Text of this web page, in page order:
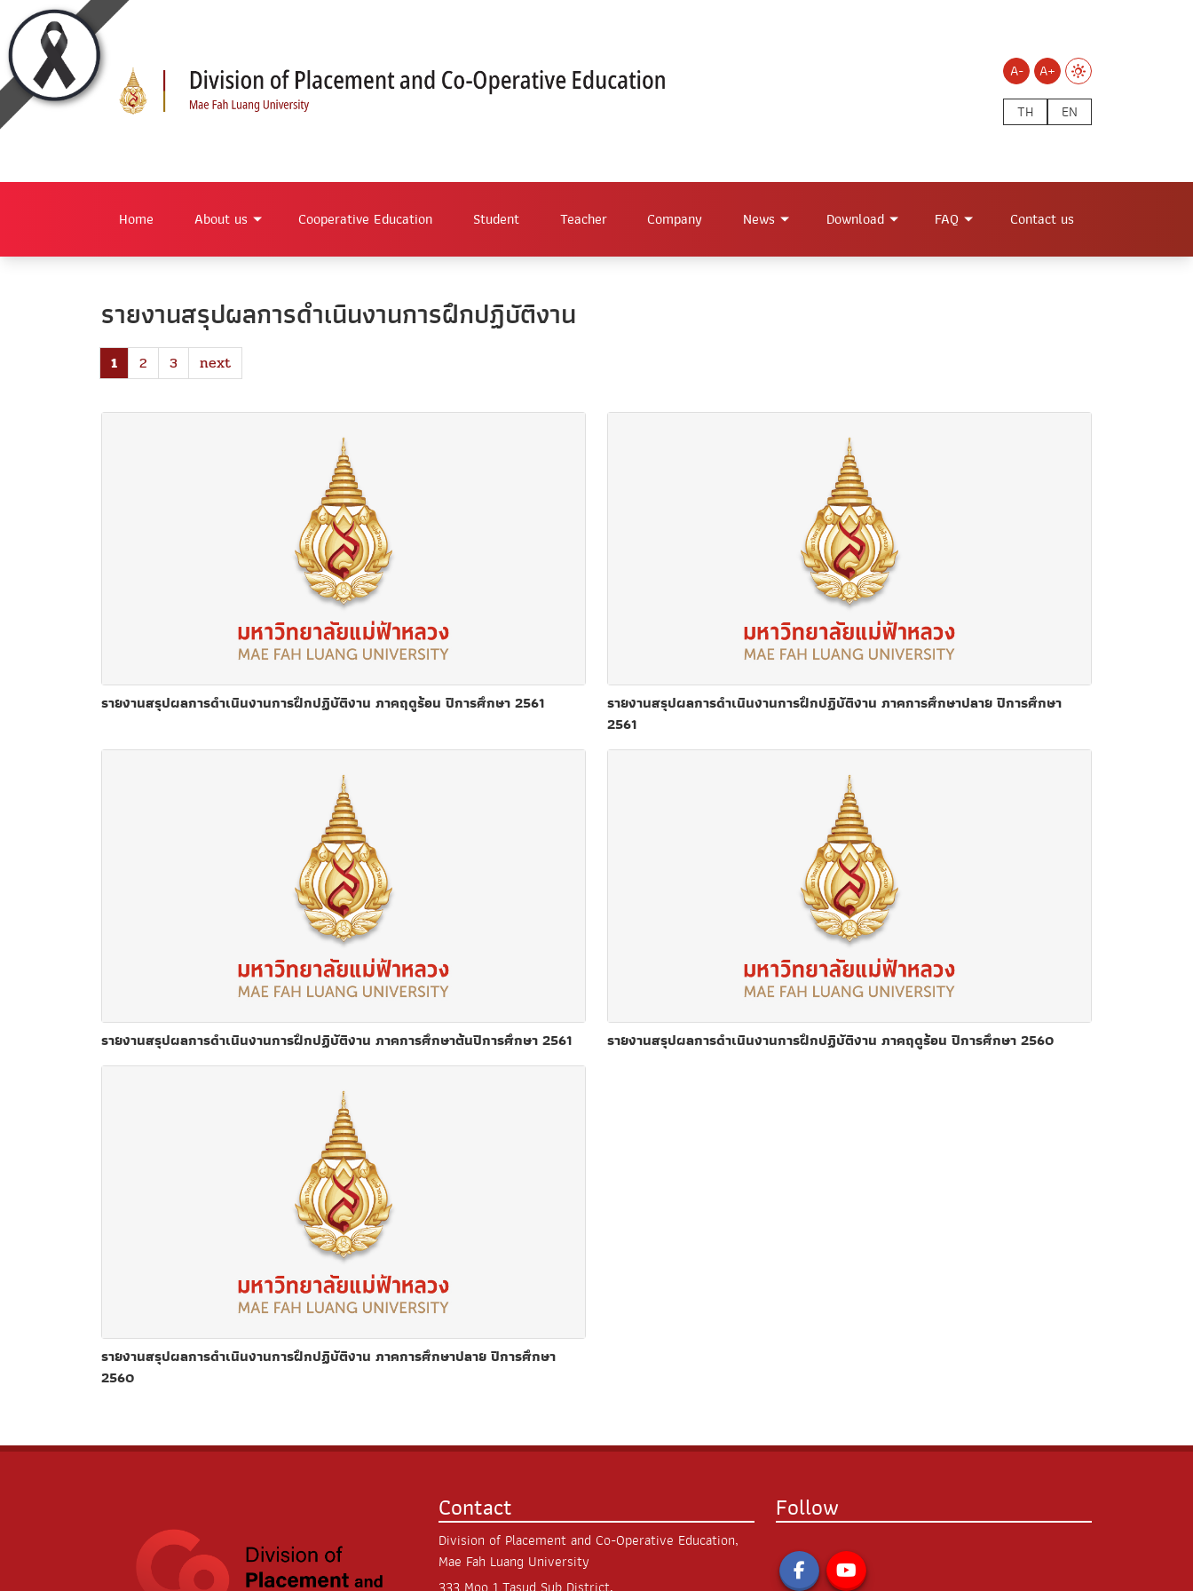
A-
A+
TH
EN
Home About us Cooperative Education Student Teacher Company News Download FAQ Contact us
รายงานสรุปผลการดำเนินงานการฝึกปฏิบัติงาน
1 2 3 next
รายงานสรุปผลการดำเนินงานการฝึกปฏิบัติงาน ภาคฤดูร้อน ปีการศึกษา 2561
รายงานสรุปผลการดำเนินงานการฝึกปฏิบัติงาน ภาคการศึกษาปลาย ปีการศึกษา
2561
รายงานสรุปผลการดำเนินงานการฝึกปฏิบัติงาน ภาคการศึกษาต้นปีการศึกษา 2561 รายงานสรุปผลการดำเนินงานการฝึกปฏิบัติงาน ภาคฤดูร้อน ปีการศึกษา 2560
รายงานสรุปผลการดำเนินงานการฝึกปฏิบัติงาน ภาคการศึกษาปลาย ปีการศึกษา
2560
Contact
Division of Placement and Co-Operative Education,
Mae Fah Luang University
Follow